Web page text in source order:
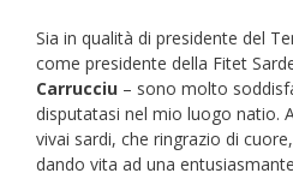
Sia in qualità di presidente del
come presidente della Fitet
Carrucciu – sono molto
disputatasi nel mio luogo natio.
vivai sardi, che ringrazio di
dando vita ad una